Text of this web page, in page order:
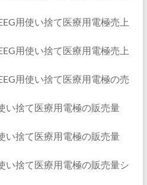
用使い捨て医療用電極売上
用使い捨て医療用電極売上
用使い捨て医療用電極の売
い捨て医療用電極の販売量
い捨て医療用電極の販売量
い捨て医療用電極の販売量シ